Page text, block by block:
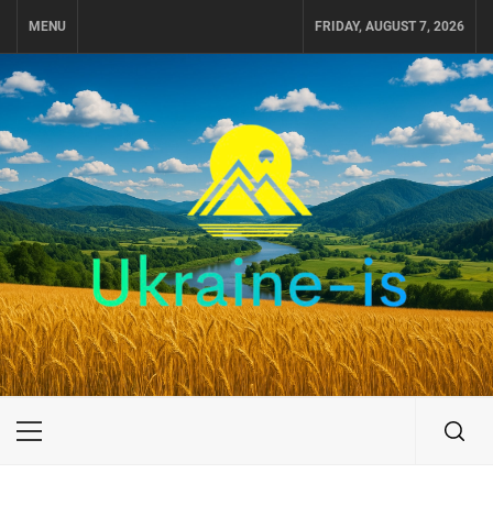
MENU FRIDAY, AUGUST 7, 2026
UKRAINE-IS
ПУТЕШЕСТВИЕ ПО УКРАИНЕ
Primary